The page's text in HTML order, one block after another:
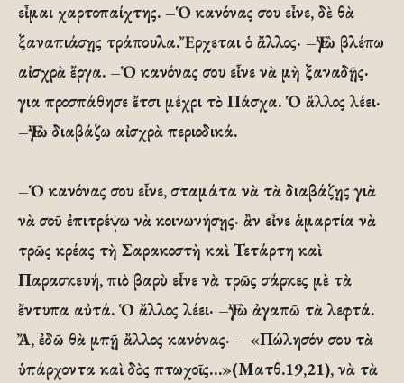
εἶμαι χαρτοπαίχτης. –Ὁ κανόνας σου εἶνε, δὲ θὰ
ξαναπιάσῃς τράπουλα.Ἔρχεται ὁ ἄλλος· –Ἐγὼ βλέπω
αἰσχρὰ ἔργα. –Ὁ κανόνας σου εἶνε νὰ μὴ ξαναδῇς·
για προσπάθησε ἔτσι μέχρι τὸ Πάσχα. Ὁ ἄλλος λέει·
–Ἐγὼ διαβάζω αἰσχρὰ περιοδικά.
–Ὁ κανόνας σου εἶνε, σταμάτα νὰ τὰ διαβάζῃς γιὰ
νὰ σοῦ ἐπιτρέψω νὰ κοινωνήσῃς· ἂν εἶνε ἁμαρτία νὰ
τρῶς κρέας τὴ Σαρακοστὴ καὶ Τετάρτη καὶ
Παρασκευή, πιὸ βαρὺ εἶνε νὰ τρῶς σάρκες μὲ τὰ
ἔντυπα αὐτά. Ὁ ἄλλος λέει· –Ἐγὼ ἀγαπῶ τὰ λεφτά.
Ἄ, ἐδῶ θὰ μπῇ ἄλλος κανόνας· – «Πώλησόν σου τὰ
ὑπάρχοντα καὶ δὸς πτωχοῖς…»(Ματθ.19,21), νὰ τὰ